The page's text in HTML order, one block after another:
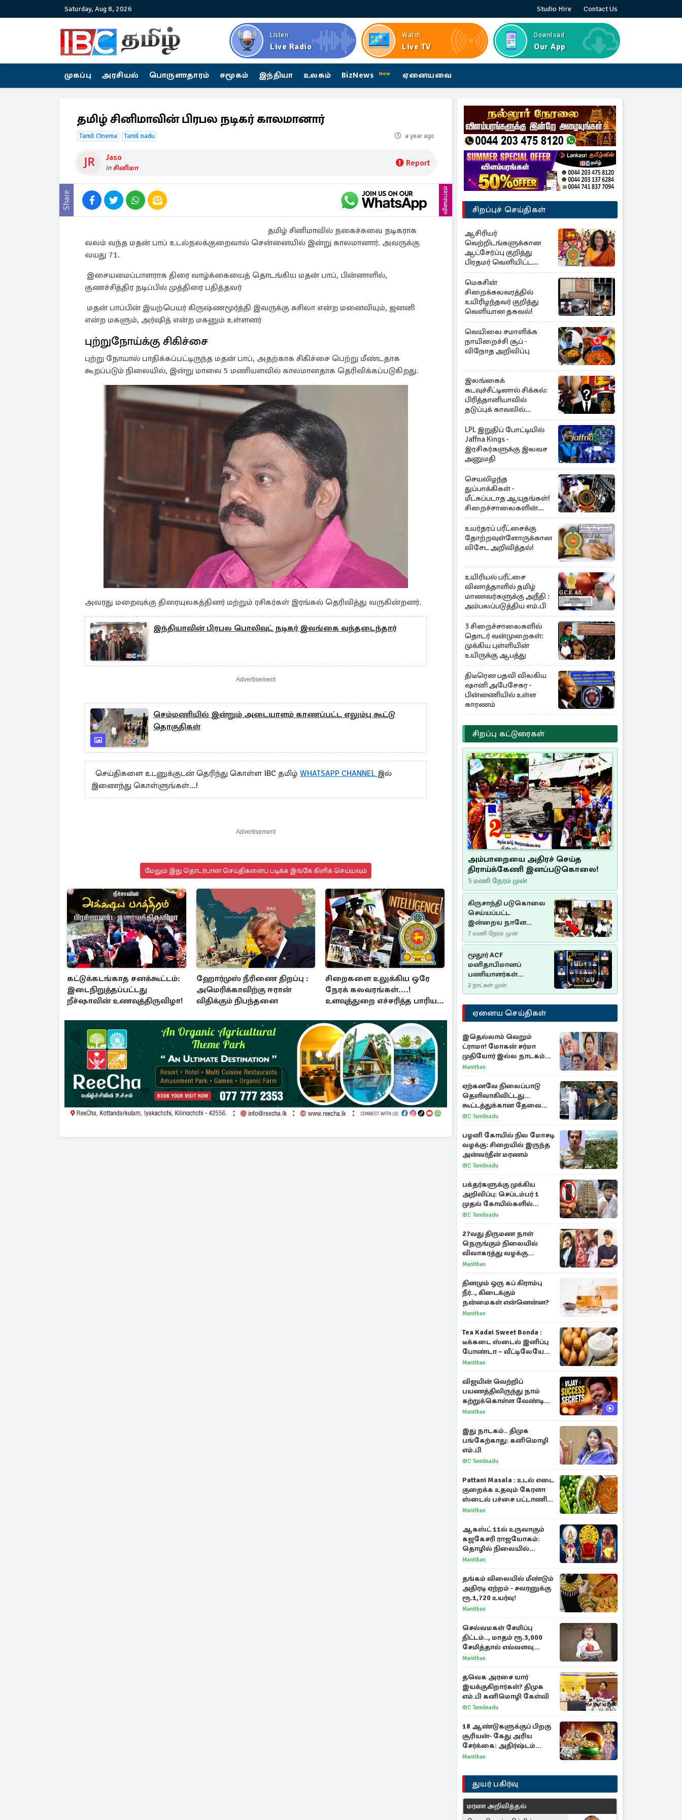
Saturday, Aug 8, 2026 Studio Hire Contact Us
Listen
Live Radio
Watch
Live TV
Download
Our App
முகப்பு அரசியல் பொருளாதாரம் சமூகம் இந்தியா உலகம் BizNews New ஏனையவை
தமிழ் சினிமாவின் பிரபல நடிகர் காலமானார்
Tamil Cinema Tamil nadu a year ago
Jaso
inசினிமா Report
Share விளம்பரம்
தமிழ் சினிமாவில் நகைச்சுவை நடிகராக
வலம் வந்த மதன் பாப் உடல்நலக்குறைவால் சென்னையில் இன்று காலமானார். அவருக்கு
வயது 71.
இசையமைப்பாளராக திரை வாழ்க்கையைத் தொடங்கிய மதன் பாப், பின்னாளில்,
குணச்சித்திர நடிப்பில் முத்திரை பதித்தவர்
மதன் பாப்பின் இயற்பெயர் கிருஷ்ணமூர்த்தி இவருக்கு சுசிலா என்ற மனைவியும், ஜனனி
என்ற மகளும், அர்ஷித் என்ற மகனும் உள்ளனர்
புற்றுநோய்க்கு சிகிச்சை
புற்று நோயால் பாதிக்கப்பட்டிருந்த மதன் பாப், அதற்காக சிகிச்சை பெற்று மீண்டதாக
கூறப்படும் நிலையில், இன்று மாலை 5 மணியளவில் காலமானதாக தெரிவிக்கப்படுகிறது.
அவரது மறைவுக்கு திரையுலகத்தினர் மற்றும் ரசிகர்கள் இரங்கல் தெரிவித்து வருகின்றனர்.
இந்தியாவின் பிரபல பொலிவுட் நடிகர் இலங்கை வந்தடைந்தார்
Advertisement
செம்மணியில் இன்றும் அடையாளம் காணப்பட்ட எலும்பு கூட்டு
தொகுதிகள்
செய்திகளை உடனுக்குடன் தெரிந்து கொள்ள IBC தமிழ் WHATSAPP CHANNEL இல்
இணைந்து கொள்ளுங்கள்...!
Advertisement
மேலும் இது தொடர்பான செய்திகளைப் படிக்க இங்கே கிளிக் செய்யவும்
கட்டுக்கடங்காத சனக்கூட்டம்:
இடைநிறுத்தப்பட்டது
றீச்ஷாவின் உணவுத்திருவிழா!
ஹோர்முஸ் நீரிணை திறப்பு :
அமெரிக்காவிற்கு ஈரான்
விதிக்கும் நிபந்தனை
சிறைகளை உலுக்கிய ஒரே
நேரக் கலவரங்கள்....!
உளவுத்துறை எச்சரித்த பாரிய
சிறப்புச் செய்திகள்
ஆசிரியர்
வெற்றிடங்களுக்கான
ஆட்சேர்ப்பு குறித்து
பிரதமர் வெளியிட்ட
அறிவிப்பு
மெகசின்
சிறைக்கலவரத்தில்
உயிரிழந்தவர் குறித்து
வெளியான தகவல்!
வெயிலை சமாளிக்க
நாயிறைச்சி சூப் -
விநோத அறிவிப்பு
இலங்கைக்
கடவுச்சீட்டினால் சிக்கல்:
பிரித்தானியாவில்
தடுப்புக் காவலில்
முன்னாள் எம்.பி!
LPL இறுதிப் போட்டியில்
Jaffna Kings -
இரசிகர்களுக்கு இலவச
அனுமதி
செயலிழந்த
துப்பாக்கிகள் -
மீட்கப்படாத ஆயுதங்கள்!
சிறைச்சாலைகளின்
பாதுகாப்பில் பாரிய
அச்சுறுத்தல்
உயர்தரப் பரீட்சைக்கு
தோற்றவுள்ளோருக்கான
விசேட அறிவித்தல்!
உயிரியல் பரீட்சை
வினாத்தாளில் தமிழ்
மாணவர்களுக்கு அநீதி :
அம்பலப்படுத்திய எம்.பி
3 சிறைச்சாலைகளில்
தொடர் வன்முறைகள்:
முக்கிய புள்ளியின்
உயிருக்கு ஆபத்து
திடீரென பதவி விலகிய
ஷானி அபேசேகர -
பின்னணியில் உள்ள
காரணம்
சிறப்பு கட்டுரைகள்
அம்பாறையை அதிரச் செய்த
திராய்க்கேணி இனப்படுகொலை!
5 மணி நேரம் முன்
கிருசாந்தி படுகொலை
செய்யப்பட்ட
இன்றைய நாளே
செம்மணி
இனப்படுகொலை
தினம்…!
7 மணி நேரம் முன்
மூதூர் ACF
மனிதாபிமானப்
பணியாளர்கள்
படுகொலை (2006): 20
ஆண்டுகளாகியும் நீதி
மறுக்கப்பட்ட
மனிதாபிமானப்
பேரவலம்
2 நாட்கள் முன்
ஏனைய செய்திகள்
இதெல்லாம் வெறும்
ட்ராமா! மோகன் சர்மா
முதியோர் இல்ல நாடகம்
குறித்து குட்டி பத்மினி
Manithan
ஏற்கனவே நிலைப்பாடு
தெளிவாகிவிட்டது...
கூட்டத்துக்கான தேவை
என்ன? - கனிமொழி
IBC Tamilnadu
பழனி கோயில் நில மோசடி
வழக்கு: சிறையில் இருந்த
அன்வர்தீன் மரணம்
IBC Tamilnadu
பக்தர்களுக்கு முக்கிய
அறிவிப்பு: செப்டம்பர் 1
முதல் கோயில்களில்
மொபைலுக்கு தடை!
IBC Tamilnadu
27வது திருமண நாள்
நெருங்கும் நிலையில்
விவாகரத்து வழக்கு
வாபஸ்! விஜய்யுடன்
Manithan
தினமும் ஒரு கப் கிராம்பு
நீர்.., கிடைக்கும்
நன்மைகள் என்னென்ன?
Manithan
Tea Kadai Sweet Bonda :
டீக்கடை ஸ்டைல் இனிப்பு
போண்டா – வீட்டிலேயே
செய்வது எப்படி?
Manithan
விஜயின் வெற்றிப்
பயணத்திலிருந்து நாம்
கற்றுக்கொள்ள வேண்டிய
முக்கிய 3 விடயங்கள்!
Manithan
இது நாடகம்.. திமுக
பங்கேற்காது: கனிமொழி
எம்.பி
IBC Tamilnadu
Pattani Masala : உடல் எடை
குறைக்க உதவும் கேரளா
ஸ்டைல் பச்சை பட்டாணி
கிரேவி
Manithan
ஆகஸ்ட் 11ல் உருவாகும்
கஜகேசரி ராஜயோகம்:
தொழில் நிலையில்
அதிர்ஷ்டம் பெறும் 3
Manithan
தங்கம் விலையில் மீண்டும்
அதிரடி ஏற்றம் - சவரனுக்கு
ரூ.1,720 உயர்வு!
Manithan
செல்வமகள் சேமிப்பு
திட்டம்.., மாதம் ரூ.3,000
சேமித்தால் எவ்வளவு
கிடைக்கும்?
Manithan
தவெக அரசை யார்
இயக்குகிறார்கள்? திமுக
எம்.பி கனிமொழி கேள்வி
IBC Tamilnadu
18 ஆண்டுகளுக்குப் பிறகு
சூரியன்- கேது அரிய
சேர்க்கை: அதிர்ஷ்டம்
பெறும் 3 ராசிகள்!
Manithan
துயர் பகிர்வு
மரண அறிவித்தல்